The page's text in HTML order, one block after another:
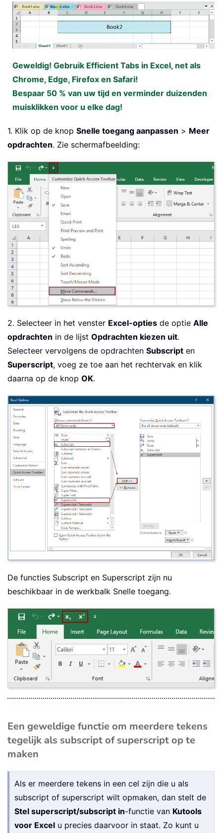
Geweldig! Gebruik Efficient Tabs in Excel, net als
Chrome, Edge, Firefox en Safari!
Bespaar 50 % van uw tijd en verminder duizenden
muisklikken voor u elke dag!
1. Klik op de knop Snelle toegang aanpassen > Meer
opdrachten. Zie schermafbeelding:
2. Selecteer in het venster Excel-opties de optie Alle
opdrachten in de lijst Opdrachten kiezen uit.
Selecteer vervolgens de opdrachten Subscript en
Superscript, voeg ze toe aan het rechtervak en klik
daarna op de knop OK.
De functies Subscript en Superscript zijn nu
beschikbaar in de werkbalk Snelle toegang.
Een geweldige functie om meerdere tekens
tegelijk als subscript of superscript op te
maken
Als er meerdere tekens in een cel zijn die u als
subscript of superscript wilt opmaken, dan stelt de
Stel superscript/subscript in-functie van Kutools
voor Excel u precies daarvoor in staat. Zo kunt u